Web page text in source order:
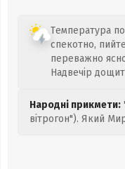
Температура
спекотно,
переважно
Надвечір
Народні прикмети:
вітрогон"). Який